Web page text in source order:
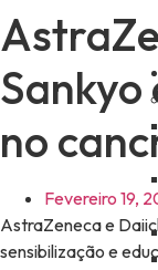
Sankyo
no
Fevereiro 19,
AstraZeneca e
sensibilização e